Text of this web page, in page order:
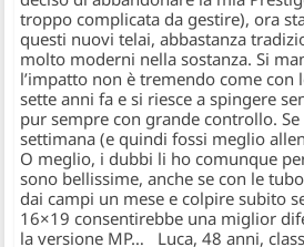
troppo complicata da gestire), ora
questi nuovi telai, abbastanza
molto moderni nella sostanza. Si
l’impatto non è tremendo come con
sette anni fa e si riesce a spingere
pur sempre con grande controllo.
settimana (e quindi fossi meglio
O meglio, i dubbi li ho comunque
sono bellissime, anche se con le
dai campi un mese e colpire subito
16×19 consentirebbe una miglior
la versione MP… Luca, 48 anni,